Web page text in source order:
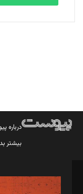
بابک
تحریریه
درباره
بیشتر
مدیر مسئول: محمدباقر